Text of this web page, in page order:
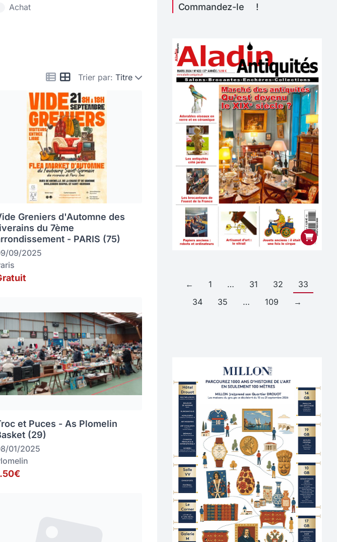
Achat
Trier par: Titre
Greniers d'Automne des
du 7ème
- PARIS (75)
09/2025
et Puces - As Plomelin
(29)
01/2025
Commandez-le !
← 1 … 31 32
33
34
35 … 109 →